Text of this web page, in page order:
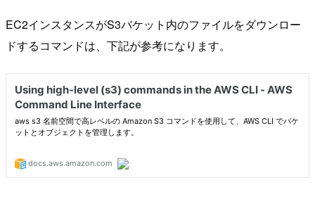
EC2インスタンスがS3バケット内のファイルをダウンロー
ドするコマンドは、下記が参考になります。